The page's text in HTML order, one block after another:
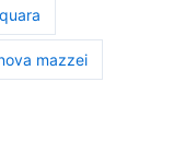
mazzei